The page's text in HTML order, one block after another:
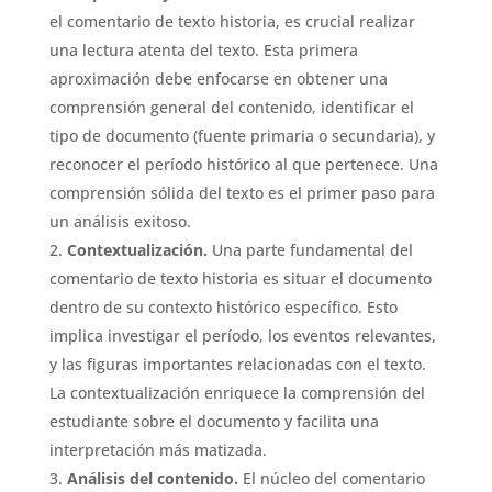
el comentario de texto historia, es crucial realizar
una lectura atenta del texto. Esta primera
aproximación debe enfocarse en obtener una
comprensión general del contenido, identificar el
tipo de documento (fuente primaria o secundaria), y
reconocer el período histórico al que pertenece. Una
comprensión sólida del texto es el primer paso para
un análisis exitoso.
Contextualización. Una parte fundamental del
comentario de texto historia es situar el documento
dentro de su contexto histórico específico. Esto
implica investigar el período, los eventos relevantes,
y las figuras importantes relacionadas con el texto.
La contextualización enriquece la comprensión del
estudiante sobre el documento y facilita una
interpretación más matizada.
Análisis del contenido. El núcleo del comentario